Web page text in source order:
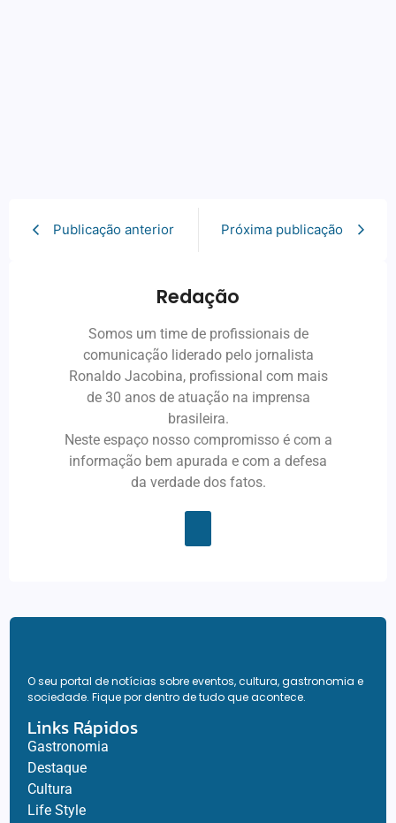
Publicação anterior Próxima publicação
Redação
Somos um time de profissionais de
comunicação liderado pelo jornalista
Ronaldo Jacobina, profissional com mais
de 30 anos de atuação na imprensa
brasileira.
Neste espaço nosso compromisso é com a
informação bem apurada e com a defesa
da verdade dos fatos.
O seu portal de notícias sobre eventos, cultura, gastronomia e
sociedade. Fique por dentro de tudo que acontece.
Links Rápidos
Gastronomia
Destaque
Cultura
Life Style